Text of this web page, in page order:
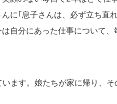
に｢息子さんは、必ず立ち直
自分にあった仕事について
ます。娘たちが家に帰り、そ